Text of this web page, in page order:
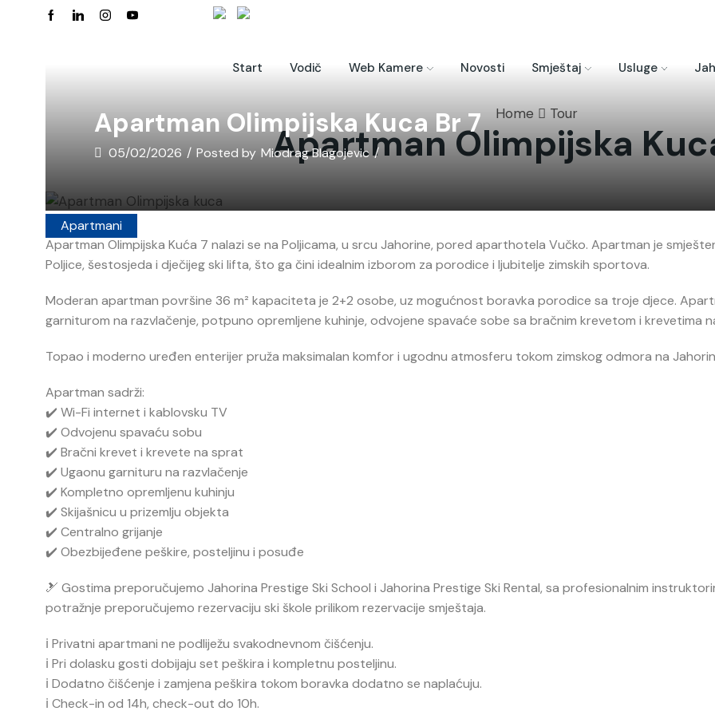
Start Vodič Web Kamere Novosti Smještaj Usluge
Home Tour
Apartman Olimpijska
Apartmani
Apartman Olimpijska Kuca Br 7
05/02/2026 / Posted by Miodrag Blagojevic /
Apartman Olimpijska Kuća 7 nalazi se na Poljicama, u srcu Jahorine, pored aparthotela Vučko. Apartman je
Poljice, šestosjeda i dječijeg ski lifta, što ga čini idealnim izborom za porodice i ljubitelje zimskih sportova.
Moderan apartman površine 36 m² kapaciteta je 2+2 osobe, uz mogućnost boravka porodice sa troje djece.
garniturom na razvlačenje, potpuno opremljene kuhinje, odvojene spavaće sobe sa bračnim krevetom i krevetima
Topao i moderno uređen enterijer pruža maksimalan komfor i ugodnu atmosferu tokom zimskog odmora na
Apartman sadrži:
✔️ Wi-Fi internet i kablovsku TV
✔️ Odvojenu spavaću sobu
✔️ Bračni krevet i krevete na sprat
✔️ Ugaonu garnituru na razvlačenje
✔️ Kompletno opremljenu kuhinju
✔️ Skijašnicu u prizemlju objekta
✔️ Centralno grijanje
✔️ Obezbijeđene peškire, posteljinu i posuđe
🎿 Gostima preporučujemo Jahorina Prestige Ski School i Jahorina Prestige Ski Rental, sa profesionalnim
potražnje preporučujemo rezervaciju ski škole prilikom rezervacije smještaja.
ℹ️ Privatni apartmani ne podliježu svakodnevnom čišćenju.
ℹ️ Pri dolasku gosti dobijaju set peškira i kompletnu posteljinu.
ℹ️ Dodatno čišćenje i zamjena peškira tokom boravka dodatno se naplaćuju.
ℹ️ Check-in od 14h, check-out do 10h.